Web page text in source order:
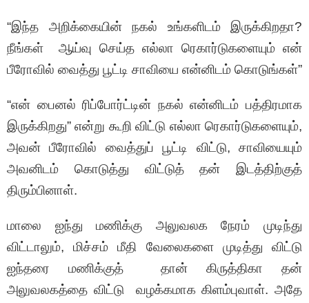
“இந்த அறிக்கையின் நகல் உங்களிடம் இருக்கிறதா?
நீங்கள் ஆய்வு செய்த எல்லா ரெகார்டுகளையும் என்
பீரோவில் வைத்து பூட்டி சாவியை என்னிடம் கொடுங்கள்”
“என் பைனல் ரிப்போர்ட்டின் நகல் என்னிடம் பத்திரமாக
இருக்கிறது” என்று கூறி விட்டு எல்லா ரெகார்டுகளையும்,
அவன் பீரோவில் வைத்துப் பூட்டி விட்டு, சாவியையும்
அவனிடம் கொடுத்து விட்டுத் தன் இடத்திற்குத்
திரும்பினாள்.
மாலை ஐந்து மணிக்கு அலுவலக நேரம் முடிந்து
விட்டாலும், மிச்சம் மீதி வேலைகளை முடித்து விட்டு
ஐந்தரை மணிக்குத் தான் கிருத்திகா தன்
அலுவலகத்தை விட்டு வழக்கமாக கிளம்புவாள். அதே